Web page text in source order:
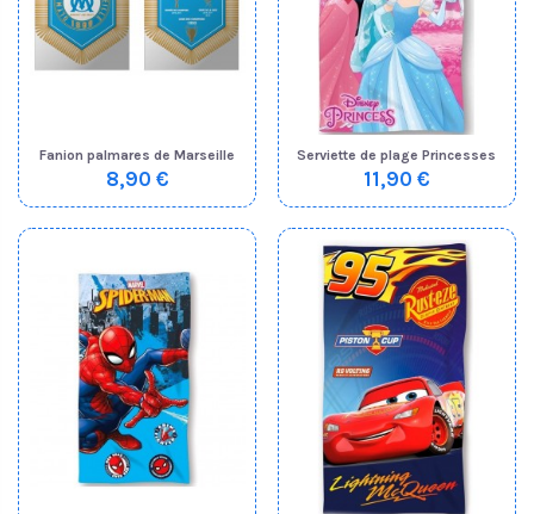
Fanion palmares de Marseille
8,90 €
Serviette de plage Princesses
11,90 €